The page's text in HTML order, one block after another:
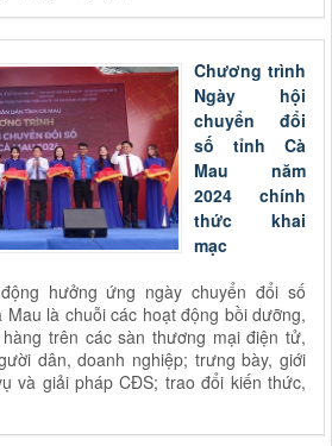
Chương trình
Ngày hội
chuyển đổi
số tỉnh Cà
Mau năm
2024 chính
thức khai
mạc
hưởng ứng ngày chuyển đổi số
là chuỗi các hoạt động bồi dưỡng,
trên các sàn thương mại điện tử,
dân, doanh nghiệp; trưng bày, giới
và giải pháp CĐS; trao đổi kiến thức,